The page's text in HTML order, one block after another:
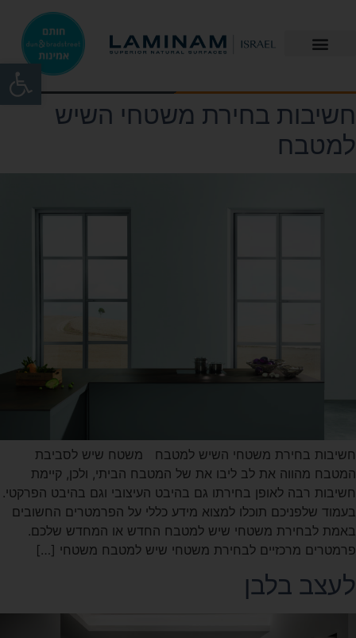
חשיבות בחירת משטחי השיש
למטבח
חשיבות בחירת משטחי השיש למטבח משטח שיש לסביבת
המטבח מהווה את לב ליבו את של המטבח הביתי, ולכן, קיימת
חשיבות רבה לאופן בחירתו גם בהיבט העיצובי וגם בהיבט הפרקטי.
בעמוד שלפניכם תוכלו למצוא מידע כללי על הפרמטרים החשובים
באמת לבחירת משטחי שיש למטבח החדש או המחדש שלכם.
פרמטרים מרכזיים לבחירת משטחי שיש למטבח משטחי […]
לעצב בלבן